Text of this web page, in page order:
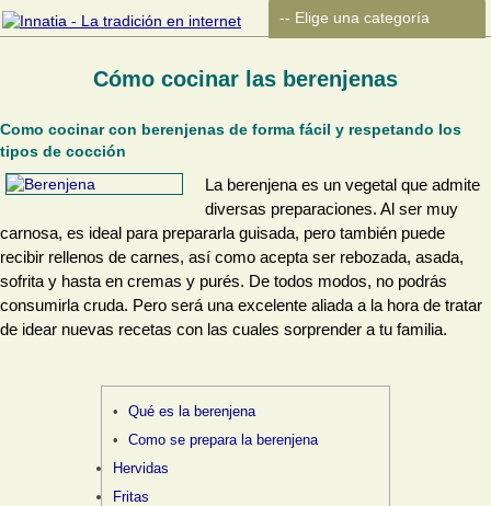
Cómo cocinar las berenjenas
Como cocinar con berenjenas de forma fácil y respetando los
tipos de cocción
La berenjena es un vegetal que admite
diversas preparaciones. Al ser muy
carnosa, es ideal para prepararla guisada, pero también puede
recibir rellenos de carnes, así como acepta ser rebozada, asada,
sofrita y hasta en cremas y purés. De todos modos, no podrás
consumirla cruda. Pero será una excelente aliada a la hora de tratar
de idear nuevas recetas con las cuales sorprender a tu familia.
Qué es la berenjena
Como se prepara la berenjena
Hervidas
Fritas